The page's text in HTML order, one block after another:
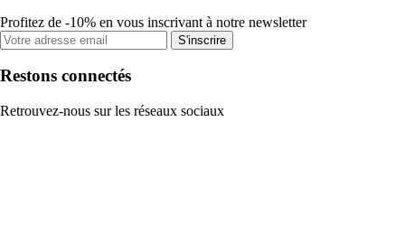
Profitez de -10% en vous inscrivant à notre newsletter
S'inscrire
Restons connectés
Retrouvez-nous sur les réseaux sociaux